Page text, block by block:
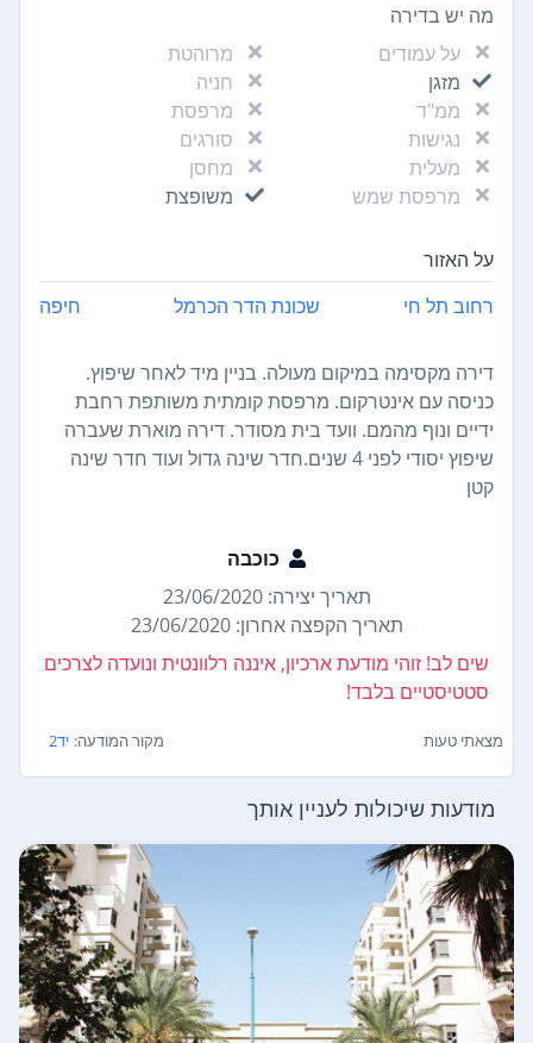
מה יש בדירה
על עמודים
מרוהטת
מזגן
חניה
ממ"ד
מרפסת
נגישות
סורגים
מעלית
מחסן
מרפסת שמש
משופצת
על האזור
רחוב תל חי שכונת הדר הכרמל חיפה
דירה מקסימה במיקום מעולה. בניין מיד לאחר שיפוץ.
כניסה עם אינטרקום. מרפסת קומתית משותפת רחבת
ידיים ונוף מהמם. וועד בית מסודר. דירה מוארת שעברה
שיפוץ יסודי לפני 4 שנים.חדר שינה גדול ועוד חדר שינה
קטן
כוכבה
תאריך יצירה: 23/06/2020
תאריך הקפצה אחרון: 23/06/2020
שים לב! זוהי מודעת ארכיון, איננה רלוונטית ונועדה לצרכים
סטטיסטיים בלבד!
מצאתי טעות מקור המודעה: יד2
מודעות שיכולות לעניין אותך